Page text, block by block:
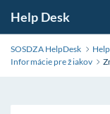
Help Desk
SOSDZA HelpDesk
Informácie pre žiakov